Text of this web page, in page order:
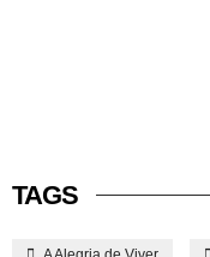
TAGS